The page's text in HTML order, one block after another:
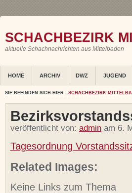
SCHACHBEZIRK
aktuelle Schachnachrichten aus Mittelbaden
HOME ARCHIV DWZ JUGEND
SIE BEFINDEN SICH HIER : SCHACHBEZIRK
veröffentlicht von: admin am 6.
Tagesordnung
Related Images:
Keine Links zum Thema